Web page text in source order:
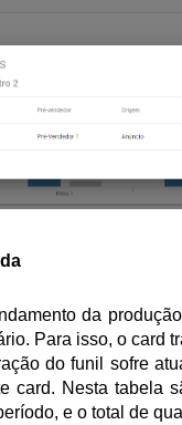
da
Para isso, o card
do funil sofre
card. Nesta tabela
e o total de